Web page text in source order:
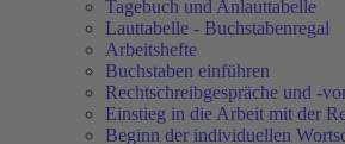
Tagebuch und Anlauttabelle
Lauttabelle - Buchstabenregal
Arbeitshefte
Buchstaben einführen
Rechtschreibgespräche und -
Einstieg in die Arbeit mit der
Beginn der individuellen